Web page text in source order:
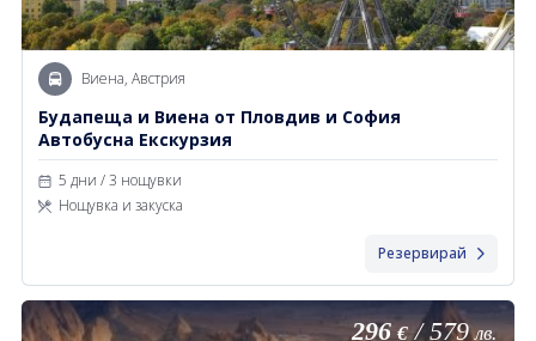
Виена, Австрия
Будапеща и Виена от Пловдив и София
Автобусна Екскурзия
5 дни / 3 нощувки
Нощувка и закуска
Резервирай
296 €/579 лв.